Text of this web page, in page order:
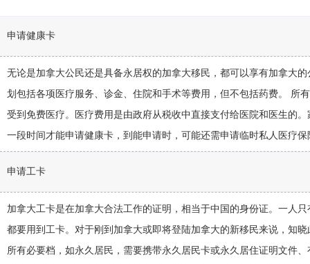
申请健康卡
无论是加拿大公民还是具备永居权的加拿大移民，都可以享有加拿大
划包括各项医疗服务、诊金、住院和手术等费用，但不包括药费。 所
受到免费医疗。医疗费用是由政府从税收中直接支付给医院和医生的
一段时间才能申请健康卡，到能申请时，可能还需申请临时私人医疗
申请工卡
加拿大工卡是在加拿大合法工作的证明，相当于中国的身份证。一人
都要用到工卡。对于刚到加拿大或即将登陆加拿大的新移民来说，知
所有必要档，如永久居民，需要携带永久居民卡或永久居住证明文件